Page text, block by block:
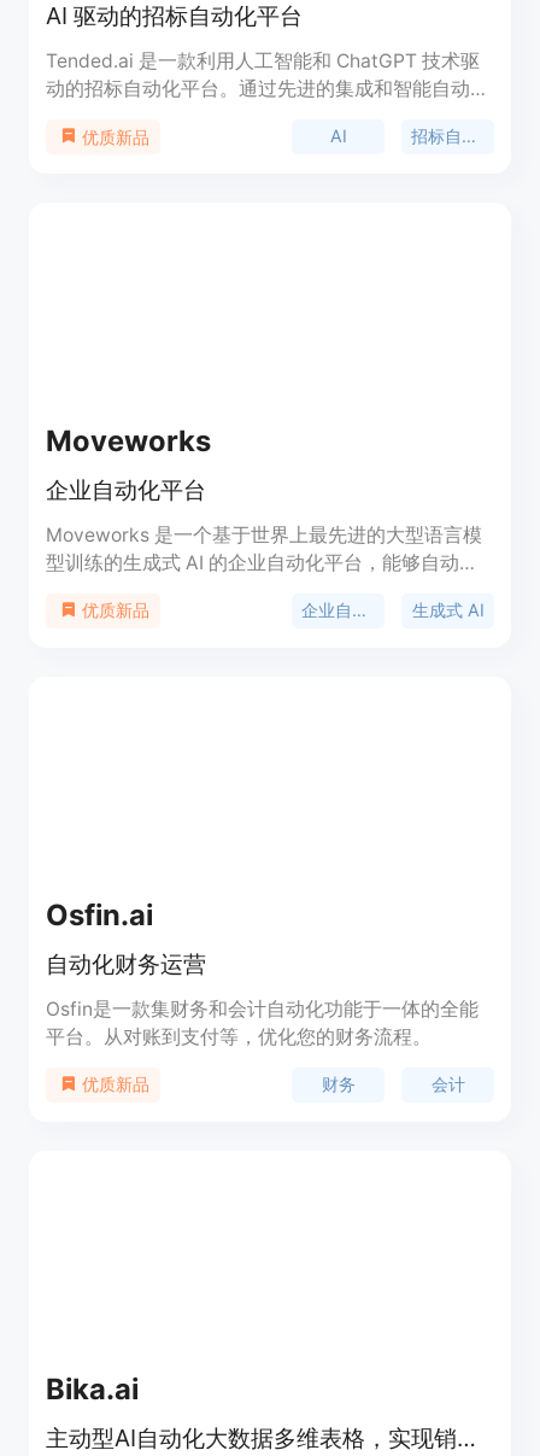
AI 驱动的招标自动化平台
Tended.ai 是一款利用人工智能和 ChatGPT 技术驱
动的招标自动化平台。通过先进的集成和智能自动
的平台，您可以回答客户问题，填写问卷，赢得招标
优质新品 AI 招标自动化
Moveworks
企业自动化平台
Moveworks 是一个基于世界上最先进的大型语言模
型训练的生成式 AI 的企业自动化平台，能够自动化
接和沟通方式，帮助员工更高效地完成工作。
优质新品 企业自动化 生成式 AI
Osfin.ai
自动化财务运营
Osfin是一款集财务和会计自动化功能于一体的全能
平台。从对账到支付等，优化您的财务流程。
优质新品 财务 会计
Bika.ai
主动型AI自动化大数据多维表格，实现销售、营销、项目任务AI化。